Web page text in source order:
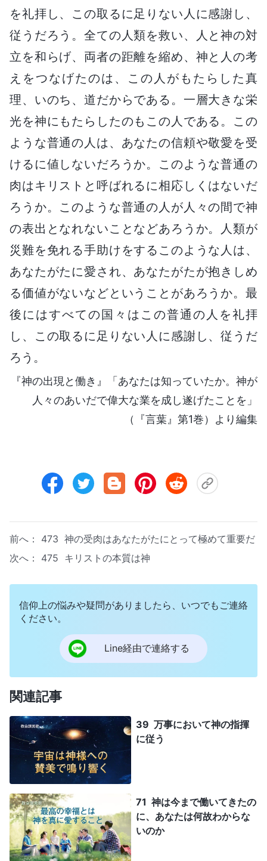
を礼拝し、この取るに足りない人に感謝し、
従うだろう。全ての人類を救い、人と神の対
立を和らげ、両者の距離を縮め、神と人の考
えをつなげたのは、この人がもたらした真
理、いのち、道だからである。一層大きな栄
光を神にもたらしたのもこの人である。この
ような普通の人は、あなたの信頼や敬愛を受
けるに値しないだろうか。このような普通の
肉はキリストと呼ばれるに相応しくはないだ
ろうか。このような普通の人が人々の間で神
の表出となれないことなどあろうか。人類が
災難を免れる手助けをするこのような人は、
あなたがたに愛され、あなたがたが抱きしめ
る価値がないなどということがあろうか。最
後にはすべての国々はこの普通の人を礼拝
し、この取るに足りない人に感謝し、従うだ
ろう。
『神の出現と働き』「あなたは知っていたか。神が
人々のあいだで偉大な業を成し遂げたことを」
（『言葉』第1巻）より編集
前へ： 473 神の受肉はあなたがたにとって極めて重要だ
次へ： 475 キリストの本質は神
信仰上の悩みや疑問がありましたら、いつでもご連絡
ください。
Line経由で連絡する
関連記事
39 万事において神の指揮
に従う
71 神は今まで働いてきたの
に、あなたは何故わからな
いのか